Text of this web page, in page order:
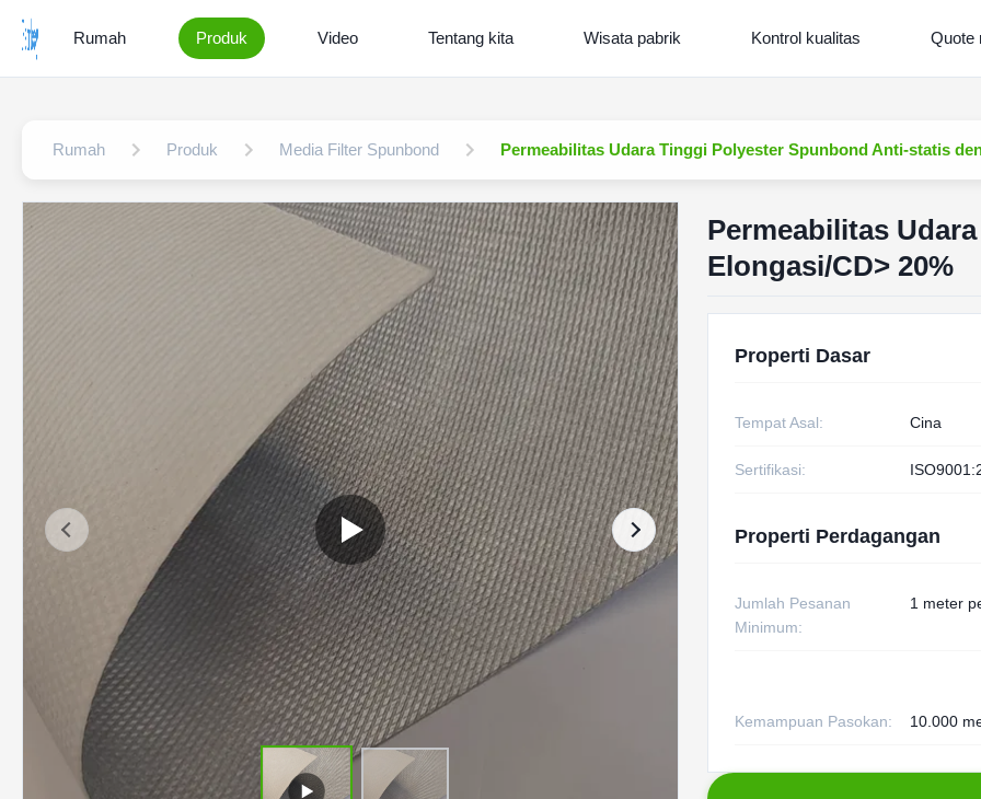
Rumah Produk Video Tentang kita Wisata pabrik Kontrol kualitas Quote
Rumah Produk Media Filter Spunbond Permeabilitas Udara Tinggi Polyester Spunbond Anti-statis
Permeabilitas
Elongasi/CD> 20%
Properti Dasar
Tempat Asal: Cina
Sertifikasi:
Properti Perdagangan
Jumlah Pesanan
Minimum:
1 meter
Kemampuan Pasokan: 10.000